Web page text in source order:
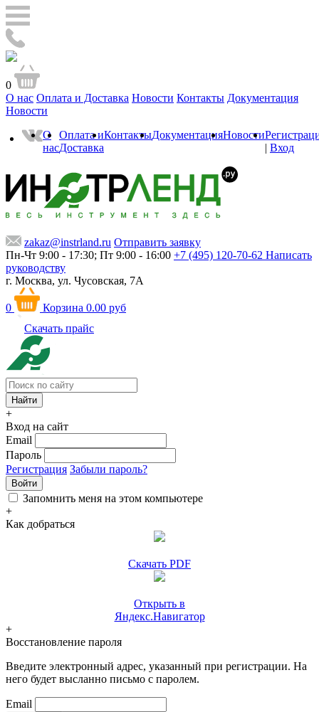
0
О нас Оплата и Доставка Новости Контакты Документация
Новости
О
нас
Оплата и
Доставка
КонтактыДокументацияНовости
| Вход
zakaz@instrland.ru Отправить заявку
Пн-Чт 9:00 - 17:30; Пт 9:00 - 16:00 +7 (495) 120-70-62 Написать
руководству
г. Москва, ул. Чусовская, 7А
0 Корзина 0.00 руб
Скачать прайс
+
Вход на сайт
Email
Пароль
Регистрация Забыли пароль?
Войти
Запомнить меня на этом компьютере
+
Как добраться
Скачать PDF
Открыть в
Яндекс.Навигатор
+
Восстановление пароля
Введите электронный адрес, указанный при регистрации. На
него будет высланно письмо с паролем.
Email